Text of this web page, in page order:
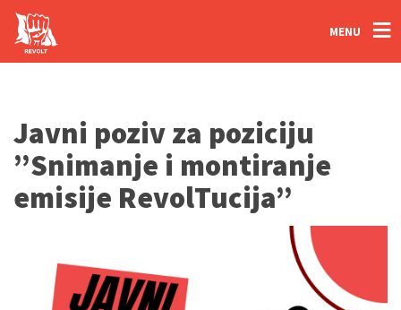
MENU
Javni poziv za poziciju
”Snimanje i montiranje
emisije RevolTucija”